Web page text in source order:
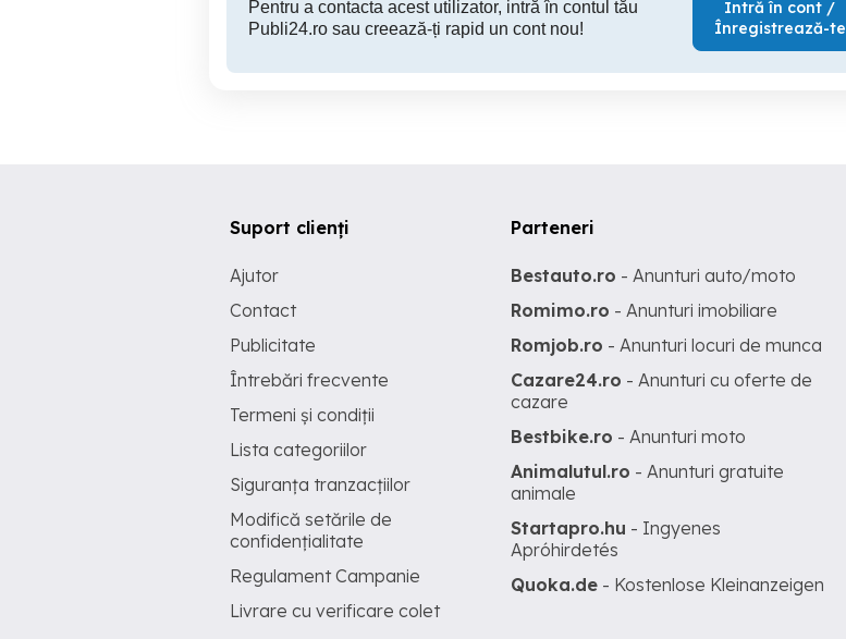
Pentru a contacta acest utilizator, intră în contul tău
Publi24.ro sau creează-ți rapid un cont nou!
Intră în cont /
Înregistrează-te
Suport clienți
Ajutor
Contact
Publicitate
Întrebări frecvente
Termeni și condiții
Lista categoriilor
Siguranța tranzacțiilor
Modifică setările de
confidențialitate
Regulament Campanie
Livrare cu verificare colet
Parteneri
Bestauto.ro - Anunturi auto/moto
Romimo.ro - Anunturi imobiliare
Romjob.ro - Anunturi locuri de munca
Cazare24.ro - Anunturi cu oferte de
cazare
Bestbike.ro - Anunturi moto
Animalutul.ro - Anunturi gratuite
animale
Startapro.hu - Ingyenes
Apróhirdetés
Quoka.de - Kostenlose Kleinanzeigen